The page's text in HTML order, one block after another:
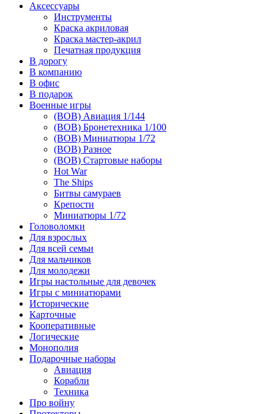
Аксессуары
Инструменты
Краска акриловая
Краска мастер-акрил
Печатная продукция
В дорогу
В компанию
В офис
В подарок
Военные игры
(ВОВ) Авиация 1/144
(ВОВ) Бронетехника 1/100
(ВОВ) Миниатюры 1/72
(ВОВ) Разное
(ВОВ) Стартовые наборы
Hot War
The Ships
Битвы самураев
Крепости
Миниатюры 1/72
Головоломки
Для взрослых
Для всей семьи
Для мальчиков
Для молодежи
Игры настольные для девочек
Игры с миниатюрами
Исторические
Карточные
Кооперативные
Логические
Монополия
Подарочные наборы
Авиация
Корабли
Техника
Про войну